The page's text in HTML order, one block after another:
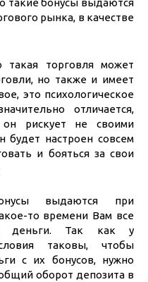
рынка, в качестве
торговля может
но также и имеет
это психологическое
отличается,
рискует не своими
будет настроен совсем
и бояться за свои
выдаются при
то времени Вам все
деньги. Так как у
таковы, чтобы
с их бонусов, нужно
оборот депозита в